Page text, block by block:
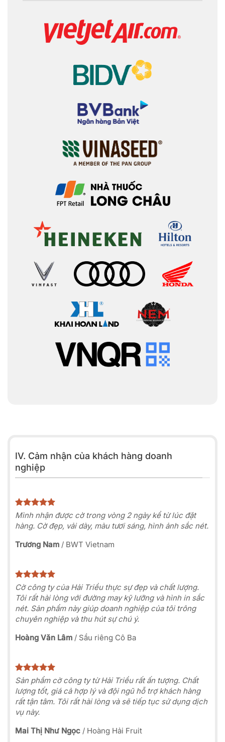
IV. Cảm nhận của khách hàng doanh
nghiệp
Mình nhận được cờ trong vòng 2 ngày kể từ lúc đặt
hàng. Cờ đẹp, vải dày, màu tươi sáng, hình ảnh sắc nét.
Trương Nam / BWT Vietnam
Cờ công ty của Hải Triều thực sự đẹp và chất lượng.
Tôi rất hài lòng với đường may kỹ lưỡng và hình in sắc
nét. Sản phẩm này giúp doanh nghiệp của tôi trông
chuyên nghiệp và thu hút sự chú ý.
Hoàng Văn Lâm / Sầu riêng Cô Ba
Sản phẩm cờ công ty từ Hải Triều rất ấn tượng. Chất
lượng tốt, giá cả hợp lý và đội ngũ hỗ trợ khách hàng
rất tận tâm. Tôi rất hài lòng và sẽ tiếp tục sử dụng dịch
vụ này.
Mai Thị Như Ngọc / Hoàng Hải Fruit